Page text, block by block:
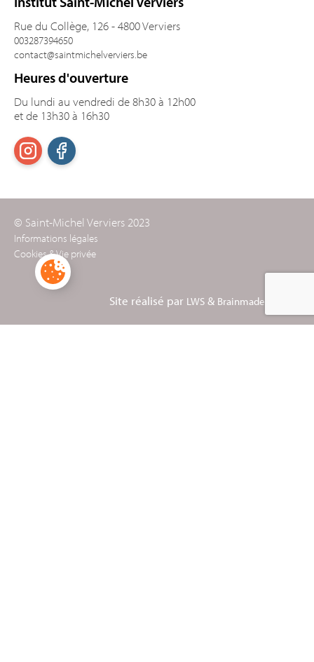
Rue du Collège, 126 - 4800 Verviers
003287394650
contact@saintmichelverviers.be
Heures d'ouverture
Du lundi au vendredi de 8h30 à 12h00
et de 13h30 à 16h30
© Saint-Michel Verviers 2023
Informations légales
Cookies & Vie privée
Site réalisé par LWS & Brainmade Agency